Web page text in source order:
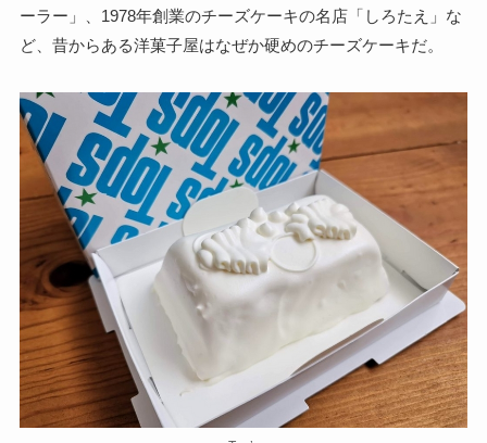
ーラー」、1978年創業のチーズケーキの名店「しろたえ」な
ど、昔からある洋菓子屋はなぜか硬めのチーズケーキだ。